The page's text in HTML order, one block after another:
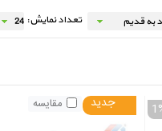
تعداد نمایش:
1 مقایسه جدید